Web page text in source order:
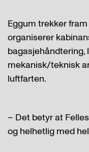
Eggum trekker
organiserer
bagasjehåndtering,
mekanisk/teknisk
luftfarten.
– Det betyr at
og helhetlig med